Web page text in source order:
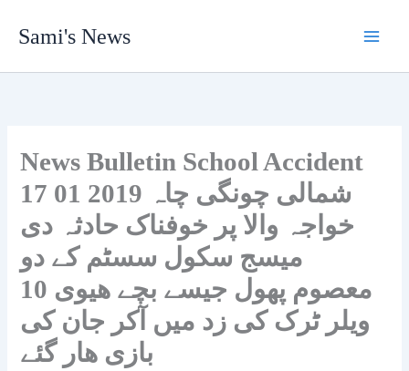
Sami's News
News Bulletin School Accident
17 01 2019 شمالی چونگی چاہ
خواجہ والا پر خوفناک حادثہ دی
میسج سکول سسٹم کے دو
معصوم پھول جیسے بچے ھیوی 10
ویلر ٹرک کی زد میں آکر جان کی
بازی ھار گئے